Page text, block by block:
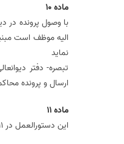
ماده 10‌
با وصول پرونده
الیه موظف است
نماید
تبصره‌‌‌‌- دفتر
ارسال و پرونده
ماده 11‌
این دستورالعمل در 11 ماده و 2 تبصره در تاریخ 7/9/1398به تصویب رییس قوه قضاییه رسید و از تاریخ تصویب لازم‌الاجرا است.